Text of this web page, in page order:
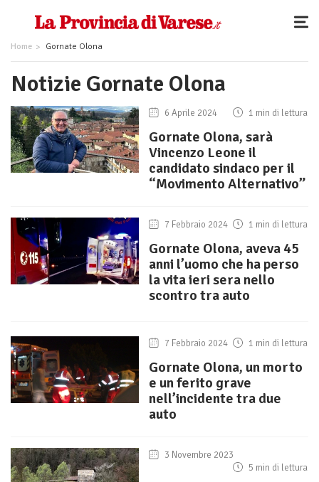
Home Gornate Olona
Notizie Gornate Olona
6 Aprile 2024 1 min di lettura
Gornate Olona, sarà
Vincenzo Leone il
candidato sindaco per il
“Movimento Alternativo”
7 Febbraio 2024 1 min di lettura
Gornate Olona, aveva 45
anni l’uomo che ha perso
la vita ieri sera nello
scontro tra auto
7 Febbraio 2024 1 min di lettura
Gornate Olona, un morto
e un ferito grave
nell’incidente tra due
auto
3 Novembre 2023
5 min di lettura